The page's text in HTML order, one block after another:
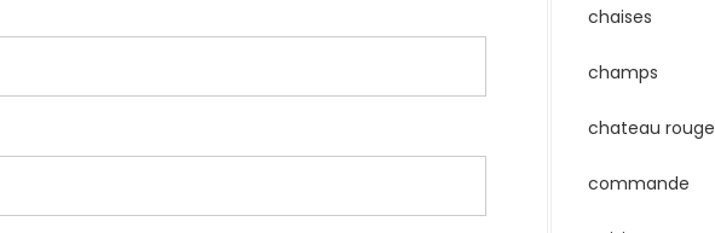
chaises
champs
chateau rouge
commande